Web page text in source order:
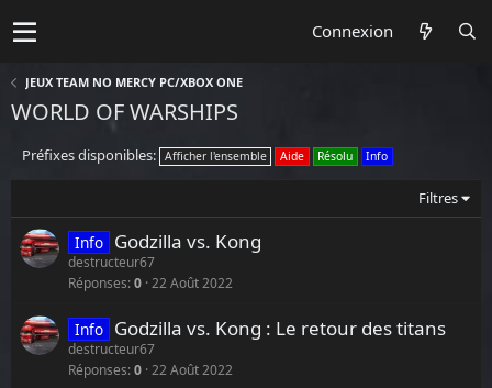
Connexion
JEUX TEAM NO MERCY PC/XBOX ONE
WORLD OF WARSHIPS
Préfixes disponibles: Afficher l'ensemble Aide Résolu Info
Filtres
Info Godzilla vs. Kong
destructeur67
Réponses 0 22 Août 2022
Info Godzilla vs. Kong : Le retour des titans
destructeur67
Réponses 0 22 Août 2022